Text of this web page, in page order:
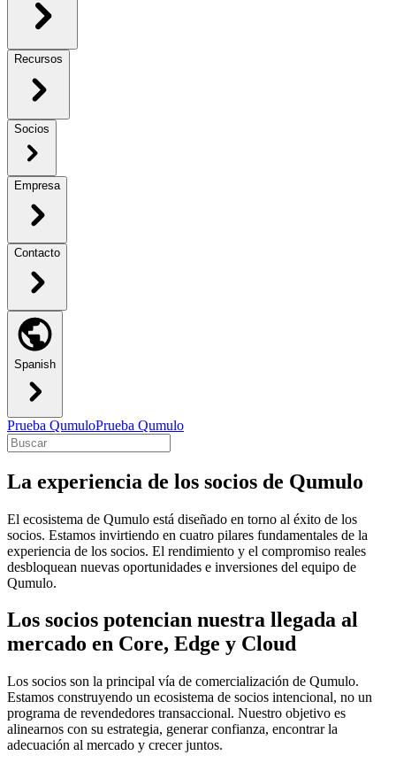
Recursos
Socios
Empresa
Contacto
Spanish
Prueba QumuloPrueba Qumulo
La experiencia de los socios de Qumulo
El ecosistema de Qumulo está diseñado en torno al éxito de los
socios. Estamos invirtiendo en cuatro pilares fundamentales de la
experiencia de los socios. El rendimiento y el compromiso reales
desbloquean nuevas oportunidades e inversiones del equipo de
Qumulo.
Los socios potencian nuestra llegada al
mercado en Core, Edge y Cloud
Los socios son la principal vía de comercialización de Qumulo.
Estamos construyendo un ecosistema de socios intencional, no un
programa de revendedores transaccional. Nuestro objetivo es
alinearnos con su estrategia, generar confianza, encontrar la
adecuación al mercado y crecer juntos.